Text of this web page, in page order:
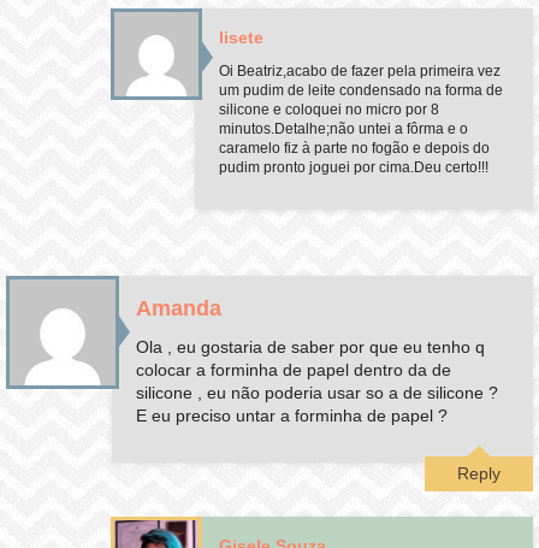
lisete
Oi Beatriz,acabo de fazer pela primeira vez
um pudim de leite condensado na forma de
silicone e coloquei no micro por 8
minutos.Detalhe;não untei a fôrma e o
caramelo fiz à parte no fogão e depois do
pudim pronto joguei por cima.Deu certo!!!
Amanda
Ola , eu gostaria de saber por que eu tenho q
colocar a forminha de papel dentro da de
silicone , eu não poderia usar so a de silicone ?
E eu preciso untar a forminha de papel ?
Reply